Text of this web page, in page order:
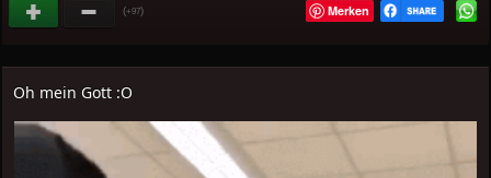
(+97) Merken
Oh mein Gott :O